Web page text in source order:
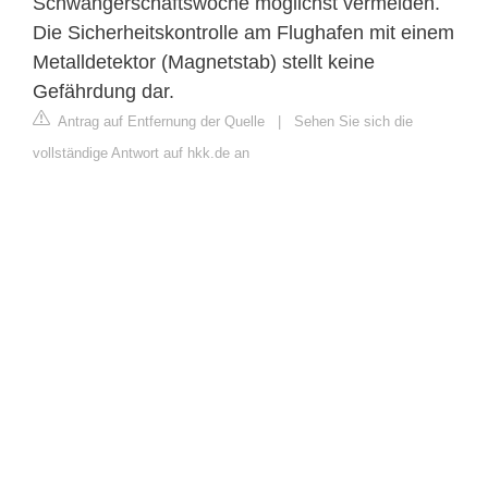
Die Sicherheitskontrolle am Flughafen mit einem
Metalldetektor (Magnetstab) stellt keine
Gefährdung dar.
Antrag auf Entfernung der Quelle | Sehen Sie sich die
vollständige Antwort auf hkk.de an